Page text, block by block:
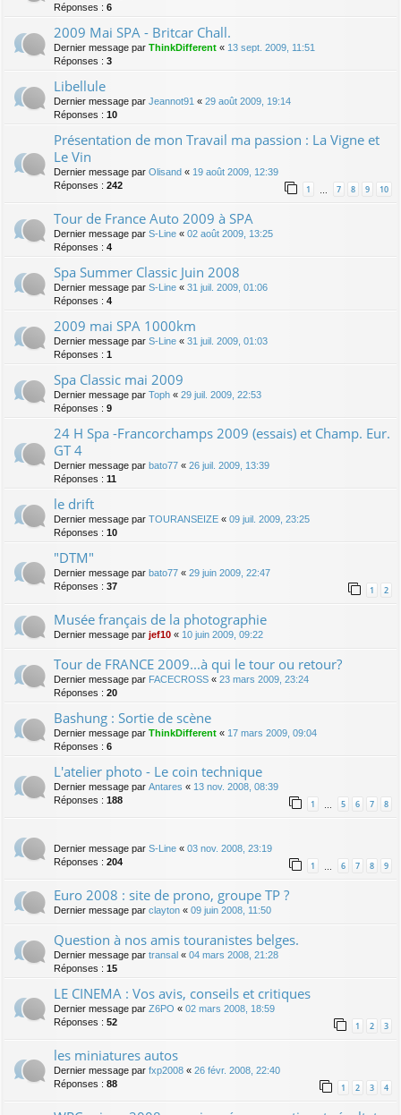
Réponses : 6
2009 Mai SPA - Britcar Chall.
Dernier message par ThinkDifferent « 13 sept. 2009, 11:51
Réponses : 3
Libellule
Dernier message par Jeannot91 « 29 août 2009, 19:14
Réponses : 10
Présentation de mon Travail ma passion : La Vigne et
Le Vin
Dernier message par Olisand « 19 août 2009, 12:39
Réponses : 242 1 7 8 9 10
Tour de France Auto 2009 à SPA
Dernier message par S-Line « 02 août 2009, 13:25
Réponses : 4
Spa Summer Classic Juin 2008
Dernier message par S-Line « 31 juil. 2009, 01:06
Réponses : 4
2009 mai SPA 1000km
Dernier message par S-Line « 31 juil. 2009, 01:03
Réponses : 1
Spa Classic mai 2009
Dernier message par Toph « 29 juil. 2009, 22:53
Réponses : 9
24 H Spa -Francorchamps 2009 (essais) et Champ. Eur.
GT 4
Dernier message par bato77 « 26 juil. 2009, 13:39
Réponses : 11
le drift
Dernier message par TOURANSEIZE « 09 juil. 2009, 23:25
Réponses : 10
"DTM"
Dernier message par bato77 « 29 juin 2009, 22:47
Réponses : 37 1 2
Musée français de la photographie
Dernier message par jef10 « 10 juin 2009, 09:22
Tour de FRANCE 2009...à qui le tour ou retour?
Dernier message par FACECROSS « 23 mars 2009, 23:24
Réponses : 20
Bashung : Sortie de scène
Dernier message par ThinkDifferent « 17 mars 2009, 09:04
Réponses : 6
L'atelier photo - Le coin technique
Dernier message par Antares « 13 nov. 2008, 08:39
Réponses : 188 1 5 6 7 8
Dernier message par S-Line « 03 nov. 2008, 23:19
Réponses : 204 1 … 6 7 8 9
Euro 2008 : site de prono, groupe TP ?
Dernier message par clayton « 09 juin 2008, 11:50
Question à nos amis touranistes belges.
Dernier message par transal « 04 mars 2008, 21:28
Réponses : 15
LE CINEMA : Vos avis, conseils et critiques
Dernier message par Z6PO « 02 mars 2008, 18:59
Réponses : 52 1 2 3
les miniatures autos
Dernier message par fxp2008 « 26 févr. 2008, 22:40
Réponses : 88 1 2 3 4